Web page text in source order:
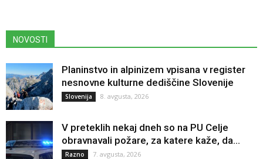
NOVOSTI
Planinstvo in alpinizem vpisana v register
nesnovne kulturne dediščine Slovenije
Slovenija 8. avgusta, 2026
V preteklih nekaj dneh so na PU Celje
obravnavali požare, za katere kaže, da...
Razno 7. avgusta, 2026